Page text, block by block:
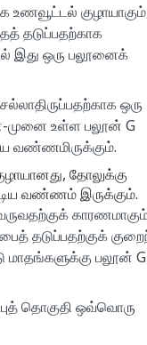
உணவூட்டல்
தடுப்பதற்காக
இது ஒரு பலூனைக்
ஒரு
முனை உள்ள பலூன் G
வண்ணமிருக்கும்.
தோலுக்கு
வண்ணம் இருக்கும்.
தடுப்பதற்குக்
மாதங்களுக்கு பலூன் G
தொகுதி ஒவ்வொரு